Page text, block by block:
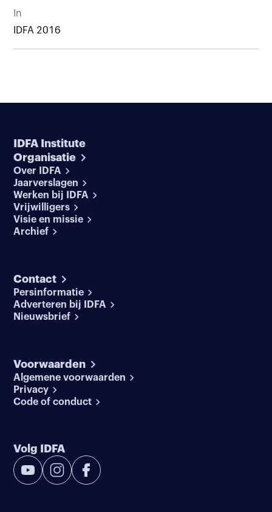
In
IDFA 2016
IDFA Institute
Organisatie
Over IDFA
Jaarverslagen
Werken bij IDFA
Vrijwilligers
Visie en missie
Archief
Contact
Persinformatie
Adverteren bij IDFA
Nieuwsbrief
Voorwaarden
Algemene voorwaarden
Privacy
Code of conduct
Volg IDFA